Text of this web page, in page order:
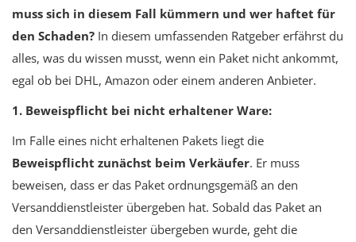
muss sich in diesem Fall kümmern und wer haftet für
den Schaden? In diesem umfassenden Ratgeber erfährst du
alles, was du wissen musst, wenn ein Paket nicht ankommt,
egal ob bei DHL, Amazon oder einem anderen Anbieter.
1. Beweispflicht bei nicht erhaltener Ware:
Im Falle eines nicht erhaltenen Pakets liegt die
Beweispflicht zunächst beim Verkäufer. Er muss
beweisen, dass er das Paket ordnungsgemäß an den
Versanddienstleister übergeben hat. Sobald das Paket an
den Versanddienstleister übergeben wurde, geht die